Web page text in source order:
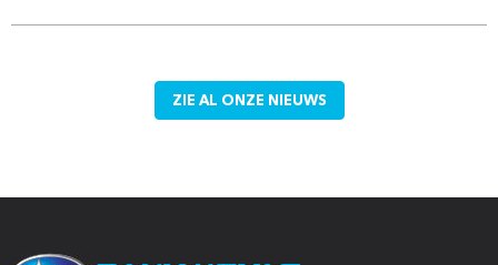
ZIE AL ONZE NIEUWS